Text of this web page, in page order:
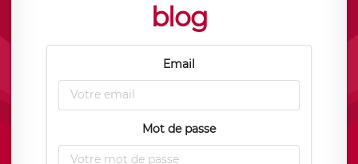
blog
Email
Mot de passe